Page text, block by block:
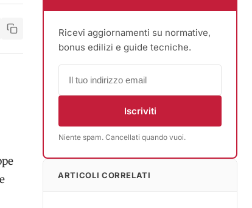
Ricevi aggiornamenti su normative,
bonus edilizi e guide tecniche.
Iscriviti
Niente spam. Cancellati quando vuoi.
ARTICOLI CORRELATI